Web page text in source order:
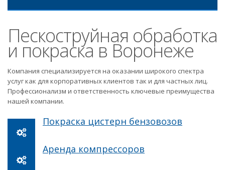
Пескоструйная обработка
и покраска в Воронеже
Компания специализируется на оказании широкого спектра
услуг как для корпоративных клиентов так и для частных лиц.
Профессионализм и ответственность ключевые преимущества
нашей компании.
Покраска цистерн бензовозов
Аренда компрессоров